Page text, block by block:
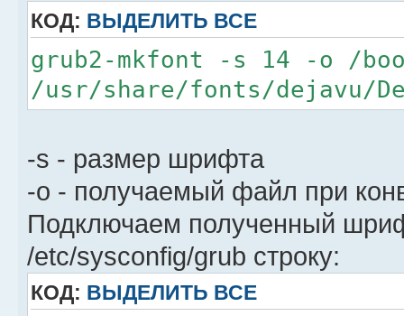
КОД: ВЫДЕЛИТЬ ВСЕ
grub2-mkfont -s 14 -o /
/usr/share/fonts/dejavu/
-s - размер шрифта
-o - получаемый файл при
Подключаем полученный
/etc/sysconfig/grub строку:
КОД: ВЫДЕЛИТЬ ВСЕ